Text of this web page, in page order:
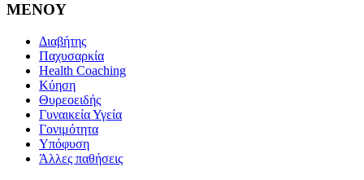
MENOY
Διαβήτης
Παχυσαρκία
Health Coaching
Κύηση
Θυρεοειδής
Γυναικεία Υγεία
Γονιμότητα
Υπόφυση
Άλλες παθήσεις